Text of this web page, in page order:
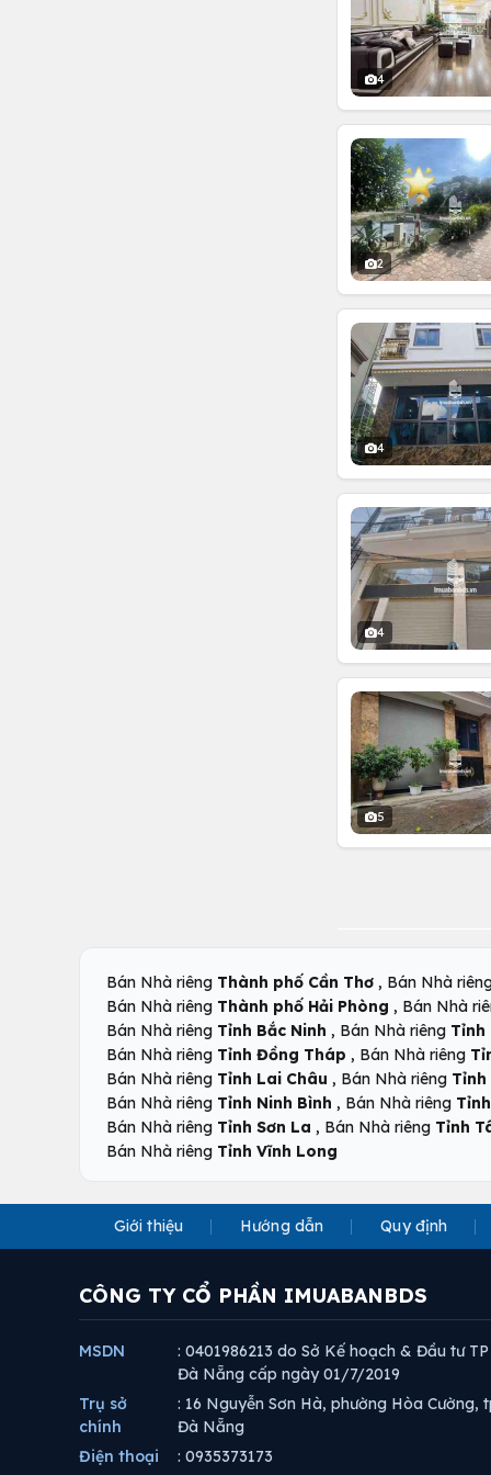
4
2
4
4
5
Bán Nhà riêng Thành phố Cần Thơ , Bán Nhà
Bán Nhà riêng Thành phố Hải Phòng , Bán Nhà
Bán Nhà riêng Tỉnh Bắc Ninh , Bán Nhà riêng Tỉnh
Bán Nhà riêng Tỉnh Đồng Tháp , Bán Nhà riêng
Bán Nhà riêng Tỉnh Lai Châu , Bán Nhà riêng
Bán Nhà riêng Tỉnh Ninh Bình , Bán Nhà riêng
Bán Nhà riêng Tỉnh Sơn La , Bán Nhà riêng Tỉnh
Bán Nhà riêng Tỉnh Vĩnh Long
Giới thiệu Hướng dẫn Quy định
CÔNG TY CỔ PHẦN IMUABANBDS
MSDN
: 0401986213 do Sở Kế hoạch & Đầu tư TP
Đà Nẵng cấp ngày 01/7/2019
Trụ sở
chính
: 16 Nguyễn Sơn Hà, phường Hòa Cường,
Đà Nẵng
Điện thoại
: 0935373173